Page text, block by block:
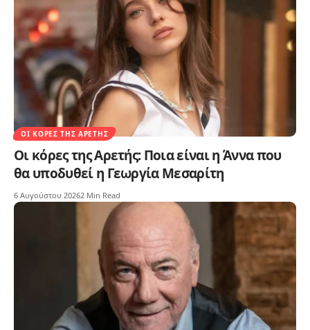
ΟΙ ΚΌΡΕΣ ΤΗΣ ΑΡΕΤΉΣ
Οι κόρες της Αρετής: Ποια είναι η Άννα που
θα υποδυθεί η Γεωργία Μεσαρίτη
6 Αυγούστου 20262 Min Read